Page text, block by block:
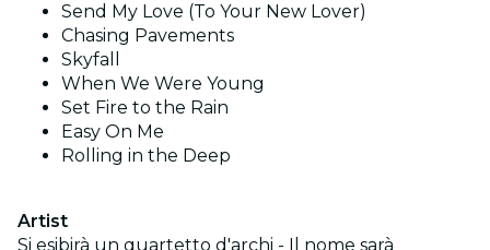
Send My Love (To Your New Lover)
Chasing Pavements
Skyfall
When We Were Young
Set Fire to the Rain
Easy On Me
Rolling in the Deep
Artist
Si esibirà un quartetto d'archi - Il nome sarà